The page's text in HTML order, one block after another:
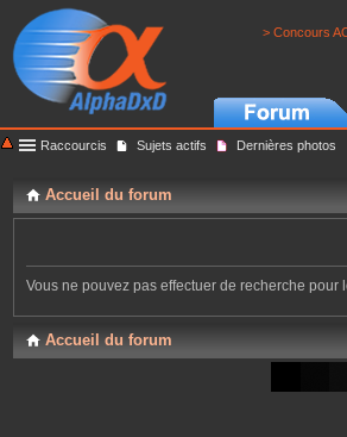
> Concours
Raccourcis Sujets actifs Dernières photos
Accueil du forum
Vous ne pouvez pas effectuer de recherche
Accueil du forum